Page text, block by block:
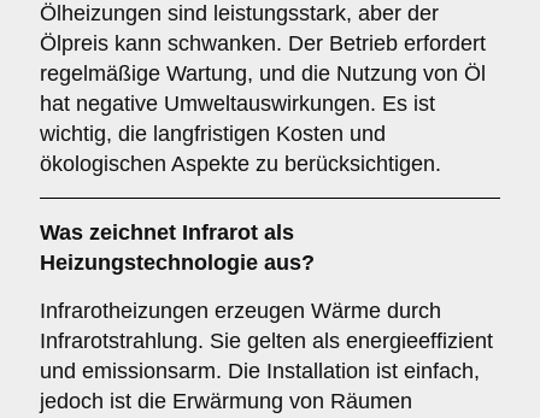
Ölheizungen sind leistungsstark, aber der
Ölpreis kann schwanken. Der Betrieb erfordert
regelmäßige Wartung, und die Nutzung von Öl
hat negative Umweltauswirkungen. Es ist
wichtig, die langfristigen Kosten und
ökologischen Aspekte zu berücksichtigen.
Was zeichnet Infrarot als
Heizungstechnologie aus?
Infrarotheizungen erzeugen Wärme durch
Infrarotstrahlung. Sie gelten als energieeffizient
und emissionsarm. Die Installation ist einfach,
jedoch ist die Erwärmung von Räumen